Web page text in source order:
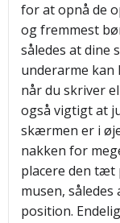
for at opnå de
og fremmest
således at dine
underarme
når du skriver
også vigtigt at
skærmen er i
nakken for
placere den tæt
musen,
position.